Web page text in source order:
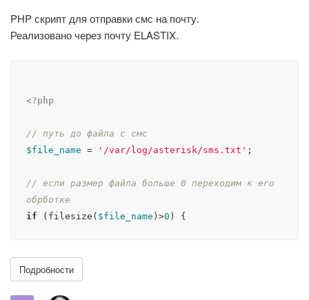
PHP скрипт для отправки смс на почту.
Реализовано через почту ELASTIX.
<?php
// путь до файла с смс
$file_name = '/var/log/asterisk/sms.txt' ;
// если размер файла больше 0 переходим к его
обрботке
if (filesize( $file_name )>0
Подробности